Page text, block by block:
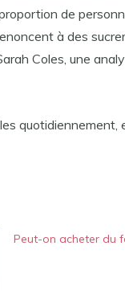
de
à des
Coles, une
quotidiennement,
Peut-on acheter du